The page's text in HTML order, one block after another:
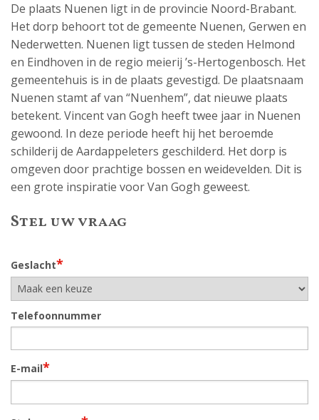
De plaats Nuenen ligt in de provincie Noord-Brabant.
Het dorp behoort tot de gemeente Nuenen, Gerwen en
Nederwetten. Nuenen ligt tussen de steden Helmond
en Eindhoven in de regio meierij ’s-Hertogenbosch. Het
gemeentehuis is in de plaats gevestigd. De plaatsnaam
Nuenen stamt af van “Nuenhem”, dat nieuwe plaats
betekent. Vincent van Gogh heeft twee jaar in Nuenen
gewoond. In deze periode heeft hij het beroemde
schilderij de Aardappeleters geschilderd. Het dorp is
omgeven door prachtige bossen en weidevelden. Dit is
een grote inspiratie voor Van Gogh geweest.
Stel uw vraag
Geslacht*
Telefoonnummer
E-mail*